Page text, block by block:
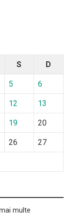
S D
5 6
12 13
19 20
26 27
multe